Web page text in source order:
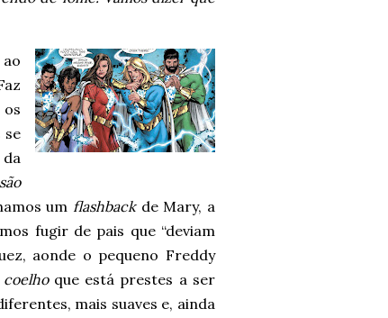
se
um flashbackde Mary, a
fugir de pais que “deviam
aonde o pequeno Freddy
coelho que está prestes a ser
mais suaves e, ainda